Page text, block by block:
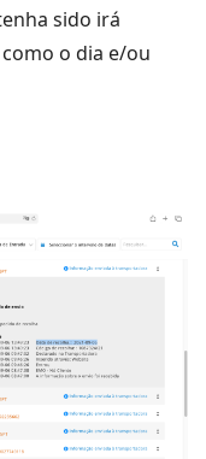
sido irá
o dia e/ou